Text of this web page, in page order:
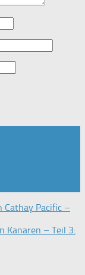
Cathay Pacific –
Kanaren – Teil 3: